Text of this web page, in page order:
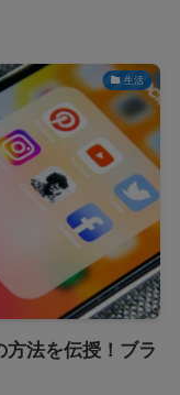
生活
方法を伝授！ブラ